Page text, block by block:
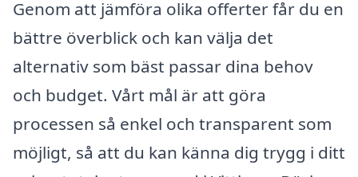
Genom att jämföra olika offerter får du en
bättre överblick och kan välja det
alternativ som bäst passar dina behov
och budget. Vårt mål är att göra
processen så enkel och transparent som
möjligt, så att du kan känna dig trygg i ditt